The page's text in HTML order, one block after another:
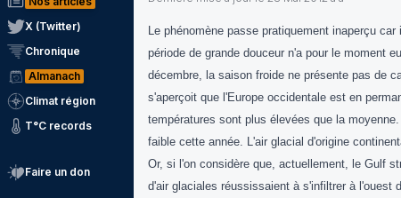
X (Twitter)
Chronique
Almanach
Climat région
T°C records
Faire un don
Le phénomène passe pratiquement inaperçu
période de grande douceur n'a pour le moment
décembre, la saison froide ne présente pas de
s'aperçoit que l'Europe occidentale est en
températures sont plus élevées que la
faible cette année. L'air glacial d'origine
Or, si l'on considère que, actuellement, le Gulf
d'air glaciales réussissaient à s'infiltrer à l'ouest